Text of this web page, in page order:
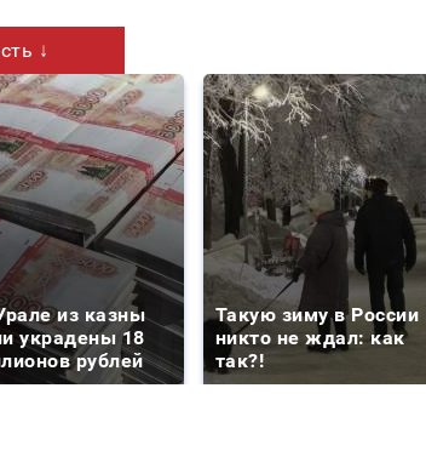
↓
из казны
украдены 18
рублей
Такую зиму в России
никто не ждал: как
так?!